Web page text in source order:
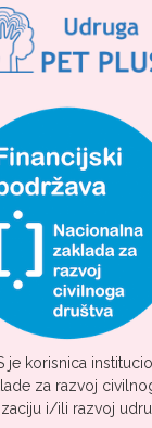
je korisnica
za razvoj
i/ili razvoj